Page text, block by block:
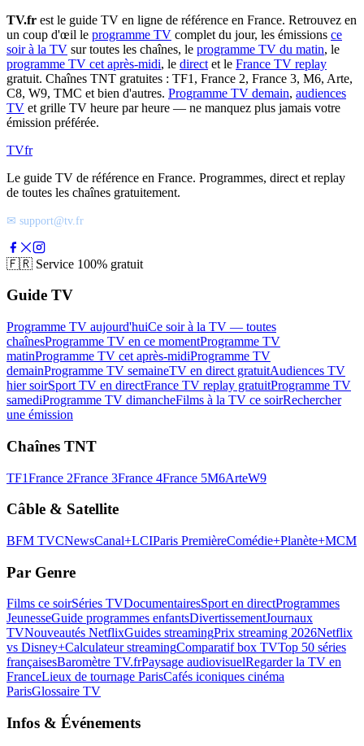
TV.fr est le guide TV en ligne de référence en France. Retrouvez en
un coup d'œil le programme TV complet du jour, les émissions ce
soir à la TV sur toutes les chaînes, le programme TV du matin, le
programme TV cet après-midi, le direct et le France TV replay
gratuit. Chaînes TNT gratuites : TF1, France 2, France 3, M6, Arte,
C8, W9, TMC et bien d'autres. Programme TV demain, audiences
TV et grille TV heure par heure — ne manquez plus jamais votre
émission préférée.
TVfr
Le guide TV de référence en France. Programmes, direct et replay
de toutes les chaînes gratuitement.
✉ support@tv.fr
🇫🇷 Service 100% gratuit
Guide TV
Programme TV aujourd'huiCe soir à la TV — toutes
chaînesProgramme TV en ce momentProgramme TV
matinProgramme TV cet après-midiProgramme TV
demainProgramme TV semaineTV en direct gratuitAudiences TV
hier soirSport TV en directFrance TV replay gratuitProgramme TV
samediProgramme TV dimancheFilms à la TV ce soirRechercher
une émission
Chaînes TNT
TF1France 2France 3France 4France 5M6ArteW9
Câble & Satellite
BFM TVCNewsCanal+LCIParis PremièreComédie+Planète+MCM
Par Genre
Films ce soirSéries TVDocumentairesSport en directProgrammes
JeunesseGuide programmes enfantsDivertissementJournaux
TVNouveautés NetflixGuides streamingPrix streaming 2026Netflix
vs Disney+Calculateur streamingComparatif box TVTop 50 séries
françaisesBaromètre TV.frPaysage audiovisuelRegarder la TV en
FranceLieux de tournage ParisCafés iconiques cinéma
ParisGlossaire TV
Infos & Événements